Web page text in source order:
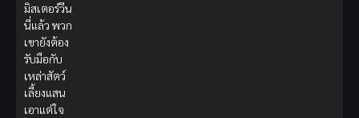
มิสเตอร์วีน
นี่แล้ว พวก
เขายังต้อง
รับมือกับ
เหล่าสัตว์
เลี้ยงแสน
เอาแต่ใจ